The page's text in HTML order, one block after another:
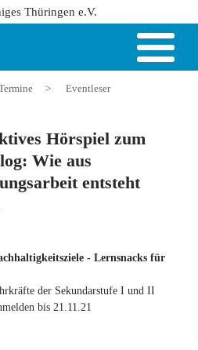
Thüringen e.V.
> Eventleser
Hörspiel zum
Wie aus
entsteht
- Lernsnacks für
der Sekundarstufe I und II
bis 21.11.21